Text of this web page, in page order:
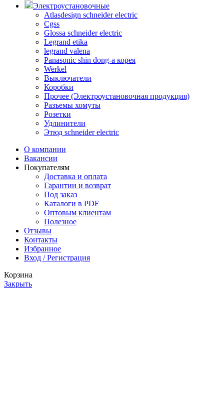
Электроустановочные
Atlasdesign schneider electric
Cgss
Glossa schneider electric
Legrand etika
legrand valena
Panasonic shin dong-a корея
Werkel
Выключатели
Коробки
Прочее (Электроустановочная продукция)
Разъемы хомуты
Розетки
Удлинители
Этюд schneider electric
О компании
Вакансии
Покупателям
Доставка и оплата
Гарантии и возврат
Под заказ
Каталоги в PDF
Оптовым клиентам
Полезное
Отзывы
Контакты
Избранное
Вход / Регистрация
Корзина
Закрыть